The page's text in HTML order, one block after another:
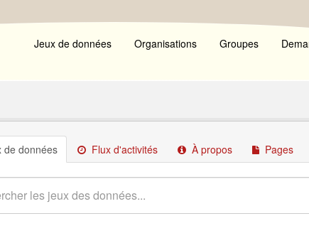
Jeux de données Organisations Groupes
de données Flux d'activités À propos Pages